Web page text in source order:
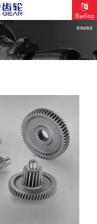
Выбор
языка